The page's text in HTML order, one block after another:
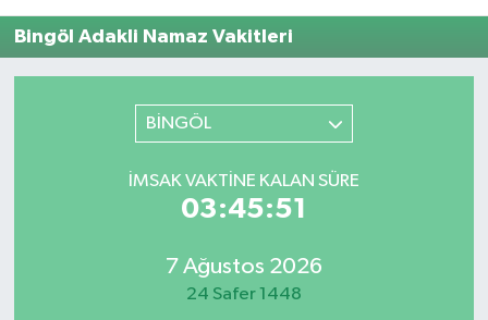
Bingöl Adakli Namaz Vakitleri
BİNGÖL
İMSAK VAKTINE KALAN SÜRE
03:45:51
7 Ağustos 2026
24 Safer 1448
Dünya
Gündem
Tüm Manşetler
Haber Arşivi